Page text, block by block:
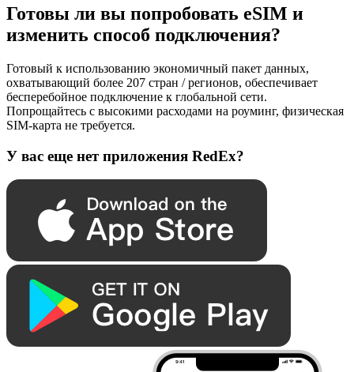
Готовы ли вы попробовать eSIM и
изменить способ подключения?
Готовый к использованию экономичный пакет данных,
охватывающий более 207 стран / регионов, обеспечивает
бесперебойное подключение к глобальной сети.
Попрощайтесь с высокими расходами на роуминг, физическая
SIM-карта не требуется.
У вас еще нет приложения RedEx?